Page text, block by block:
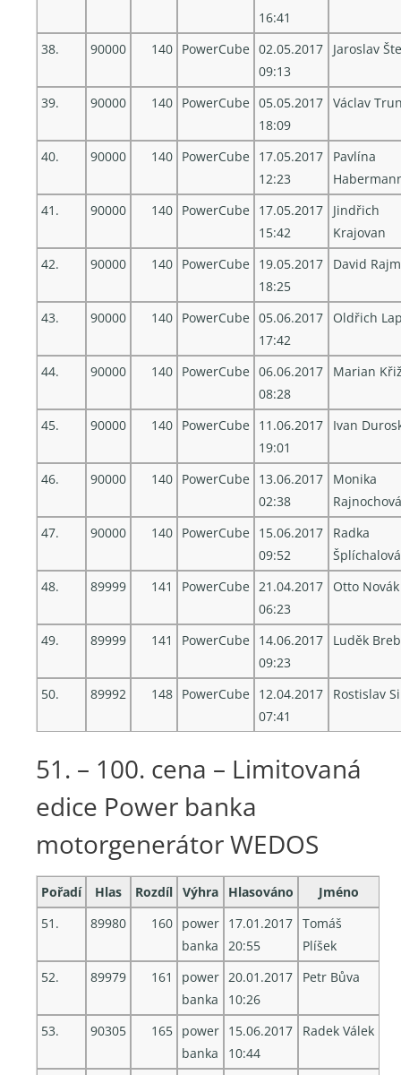
16:41
38. 90000 140 PowerCube 02.05.2017
09:13
Jaroslav
39. 90000 140 PowerCube 05.05.2017
18:09
Václav
40. 90000 140 PowerCube 17.05.2017
12:23
Pavlína
41.
90000 140 PowerCube 17.05.2017
15:42
Jindřich
Krajovan
42.
90000 140 PowerCube 19.05.2017
18:25
David
43. 90000 140 PowerCube 05.06.2017
17:42
Oldřich
44. 90000 140 PowerCube 06.06.2017
08:28
Marian
45. 90000 140 PowerCube 11.06.2017
19:01
Ivan
46. 90000 140 PowerCube 13.06.2017
02:38
Monika
Rajnochová
47.
90000 140 PowerCube 15.06.2017
09:52
Radka
Šplíchalová
48.
89999 141 PowerCube 21.04.2017
06:23
Otto Novák
49. 89999 141 PowerCube 14.06.2017
09:23
Luděk
50. 89992 148 PowerCube 12.04.2017
07:41
Rostislav
51. – 100. cena – Limitovaná
edice Power banka
motorgenerátor WEDOS
Pořadí Hlas Rozdíl Výhra Hlasováno
Jméno
51.
89980 160 power
banka
17.01.2017
20:55
Tomáš
Plíšek
52.
89979 161
power
banka
20.01.2017
10:26
Petr Bůva
53. 90305 165 power
banka
15.06.2017
10:44
Radek Válek